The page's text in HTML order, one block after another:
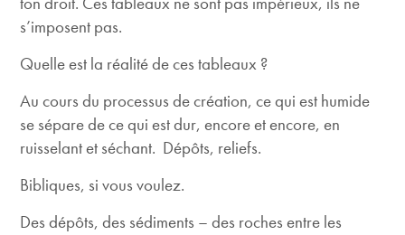
s’imposent pas.
Quelle est la réalité de ces tableaux ?
Au cours du processus de création, ce qui est humide
se sépare de ce qui est dur, encore et encore, en
ruisselant et séchant. Dépôts, reliefs.
Bibliques, si vous voulez.
Des dépôts, des sédiments – des roches entre les